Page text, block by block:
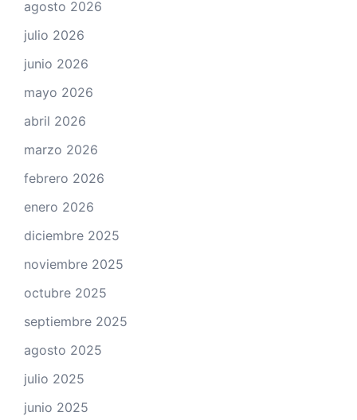
agosto 2026
julio 2026
junio 2026
mayo 2026
abril 2026
marzo 2026
febrero 2026
enero 2026
diciembre 2025
noviembre 2025
octubre 2025
septiembre 2025
agosto 2025
julio 2025
junio 2025